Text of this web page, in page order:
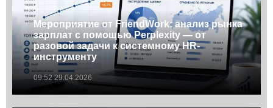
Мероприятие от FriendWork: анализ рынка
зарплат с помощью Perplexity — от
разовой задачи к системному HR-
инструменту
09:52 29.04.2026